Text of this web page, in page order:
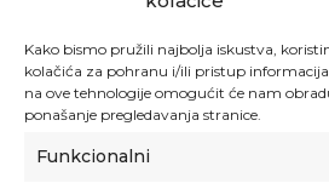
Kako bismo pružili najbolja iskustva,
kolačića za pohranu i/ili pristup
na ove tehnologije omogućit će nam
ponašanje pregledavanja stranice.
Funkcionalni